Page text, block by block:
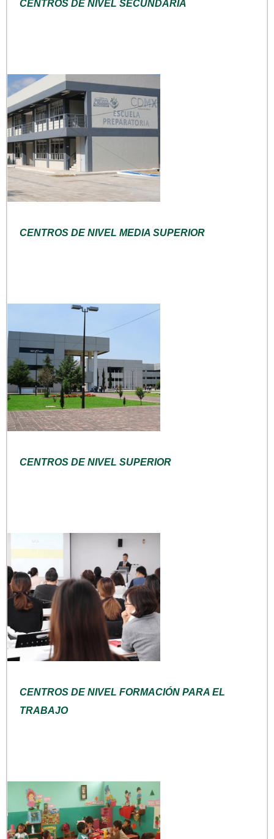
CENTROS DE NIVEL SECUNDARIA
CENTROS DE NIVEL MEDIA SUPERIOR
CENTROS DE NIVEL SUPERIOR
CENTROS DE NIVEL FORMACIÓN PARA EL
TRABAJO